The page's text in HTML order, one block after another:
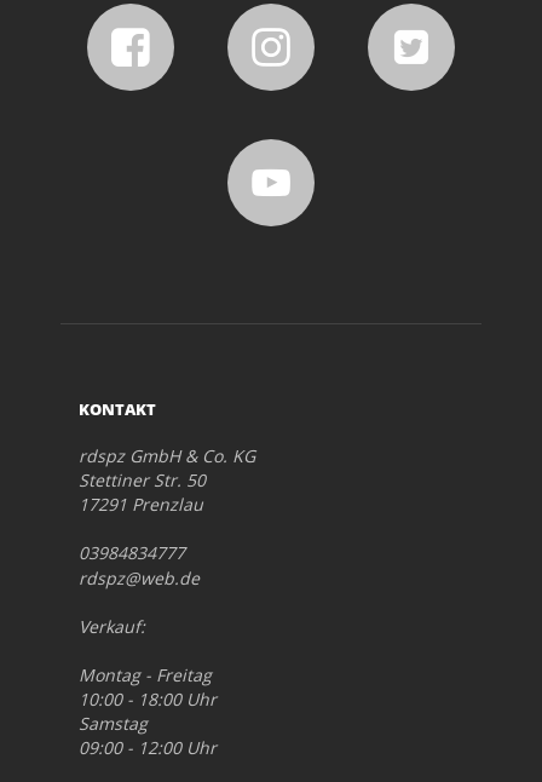
KONTAKT
rdspz GmbH & Co. KG
Stettiner Str. 50
17291 Prenzlau
03984834777
rdspz@web.de
Verkauf:
Montag - Freitag
10:00 - 18:00 Uhr
Samstag
09:00 - 12:00 Uhr